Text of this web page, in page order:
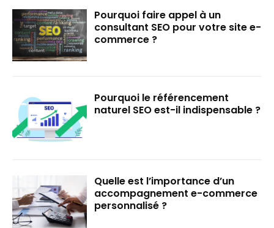
Pourquoi faire appel à un
consultant SEO pour votre site e-
commerce ?
Pourquoi le référencement
naturel SEO est-il indispensable ?
Quelle est l’importance d’un
accompagnement e-commerce
personnalisé ?